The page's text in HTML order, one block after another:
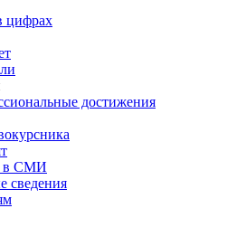
достижения
в СМИ
сведения